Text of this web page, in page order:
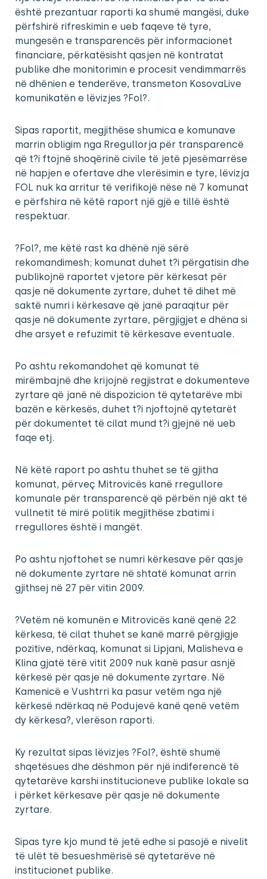
është prezantuar raporti ka shumë mangësi, duke
përfshirë rifreskimin e ueb faqeve të tyre,
mungesën e transparencës për informacionet
financiare, përkatësisht qasjen në kontratat
publike dhe monitorimin e procesit vendimmarrës
në dhënien e tenderëve, transmeton KosovaLive
komunikatën e lëvizjes ?Fol?.
Sipas raportit, megjithëse shumica e komunave
marrin obligim nga Rregullorja për transparencë
që t?i ftojnë shoqërinë civile të jetë pjesëmarrëse
në hapjen e ofertave dhe vlerësimin e tyre, lëvizja
FOL nuk ka arritur të verifikojë nëse në 7 komunat
e përfshira në këtë raport një gjë e tillë është
respektuar.
?Fol?, me këtë rast ka dhënë një sërë
rekomandimesh; komunat duhet t?i përgatisin dhe
publikojnë raportet vjetore për kërkesat për
qasje në dokumente zyrtare, duhet të dihet më
saktë numri i kërkesave që janë paraqitur për
qasje në dokumente zyrtare, përgjigjet e dhëna si
dhe arsyet e refuzimit të kërkesave eventuale.
Po ashtu rekomandohet që komunat të
mirëmbajnë dhe krijojnë regjistrat e dokumenteve
zyrtare që janë në dispozicion të qytetarëve mbi
bazën e kërkesës, duhet t?i njoftojnë qytetarët
për dokumentet të cilat mund t?i gjejnë në ueb
faqe etj.
Në këtë raport po ashtu thuhet se të gjitha
komunat, përveç Mitrovicës kanë rregullore
komunale për transparencë që përbën një akt të
vullnetit të mirë politik megjithëse zbatimi i
rregullores është i mangët.
Po ashtu njoftohet se numri kërkesave për qasje
në dokumente zyrtare në shtatë komunat arrin
gjithsej në 27 për vitin 2009.
?Vetëm në komunën e Mitrovicës kanë qenë 22
kërkesa, të cilat thuhet se kanë marrë përgjigje
pozitive, ndërkaq, komunat si Lipjani, Malisheva e
Klina gjatë tërë vitit 2009 nuk kanë pasur asnjë
kërkesë për qasje në dokumente zyrtare. Në
Kamenicë e Vushtrri ka pasur vetëm nga një
kërkesë ndërkaq në Podujevë kanë qenë vetëm
dy kërkesa?, vlerëson raporti.
Ky rezultat sipas lëvizjes ?Fol?, është shumë
shqetësues dhe dëshmon për një indiferencë të
qytetarëve karshi institucioneve publike lokale sa
i përket kërkesave për qasje në dokumente
zyrtare.
Sipas tyre kjo mund të jetë edhe si pasojë e nivelit
të ulët të besueshmërisë së qytetarëve në
institucionet publike.